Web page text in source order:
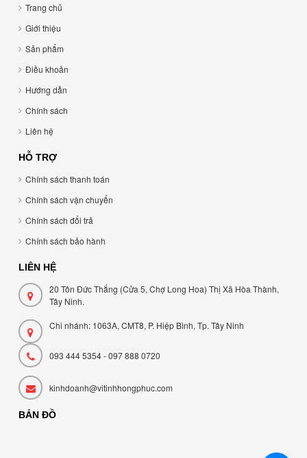
Trang chủ
Giới thiệu
Sản phẩm
Điều khoản
Hướng dẫn
Chính sách
Liên hệ
HỖ TRỢ
Chính sách thanh toán
Chính sách vận chuyển
Chính sách đổi trả
Chính sách bảo hành
LIÊN HỆ
20 Tôn Đức Thắng (Cửa 5, Chợ Long Hoa) Thị Xã Hòa Thành,
Tây Ninh.
Chi nhánh: 1063A, CMT8, P. Hiệp Bình, Tp. Tây Ninh
093 444 5354 - 097 888 0720
kinhdoanh@vitinhhongphuc.com
BẢN ĐỒ